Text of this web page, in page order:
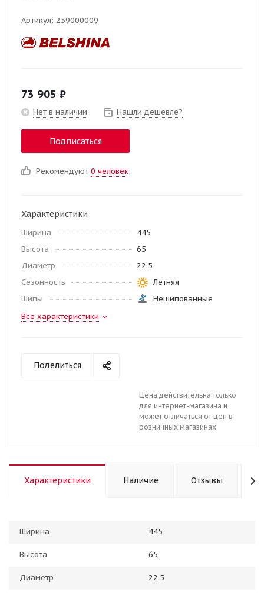
Артикул: 259000009
73 905 ₽
Нет в наличии Нашли дешевле?
Подписаться
Рекомендуют 0 человек
Характеристики
Ширина
445
Высота
65
Диаметр
22.5
Сезонность
Летняя
Шипы
Нешипованные
Все характеристики
Поделиться
Цена действительна только
для интернет-магазина и
может отличаться от цен в
розничных магазинах
Характеристики Наличие Отзывы
Ширина 445
Высота 65
Диаметр 22.5